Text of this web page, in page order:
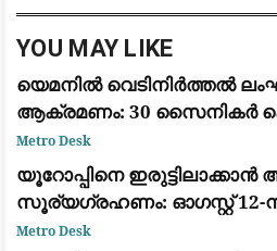
YOU MAY LIKE
യെമനിൽ വെടിനിർത്തൽ
ആക്രമണം: 30 സൈനികർ
ശേഷമുള്ള ഏറ്റവും വലിയ
Metro Desk
യൂറോപ്പിനെ
സൂര്യഗ്രഹണം: ഓഗസ്റ്റ് 12-
പ്രകൃതിയുടെ വിസ്മയക്കാഴ്ച
Metro Desk